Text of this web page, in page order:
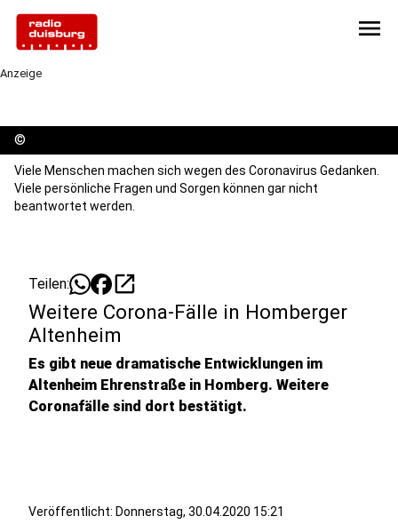
menu
Anzeige
©
Viele Menschen machen sich wegen des Coronavirus Gedanken.
Viele persönliche Fragen und Sorgen können gar nicht
beantwortet werden.
Teilen: open_in_new
Weitere Corona-Fälle in Homberger
Altenheim
Es gibt neue dramatische Entwicklungen im
Altenheim Ehrenstraße in Homberg. Weitere
Coronafälle sind dort bestätigt.
Veröffentlicht: Donnerstag, 30.04.2020 15:21